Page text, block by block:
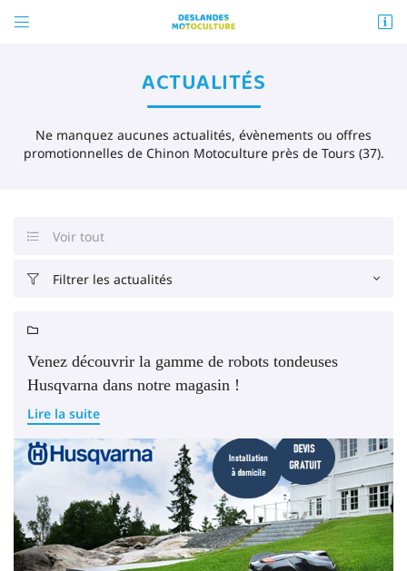
 
 Adresse email de réception
INSCRIPTION
Vous pouvez nous contacter aux numéro suivant :
02 43 88 41 58
ACTUALITÉS
Ne manquez aucunes actualités, évènements ou offres
promotionnelles de Chinon Motoculture près de Tours (37).
 Voir tout
 Filtrer les actualités

Venez découvrir la gamme de robots tondeuses
Husqvarna dans notre magasin !
Lire la suite